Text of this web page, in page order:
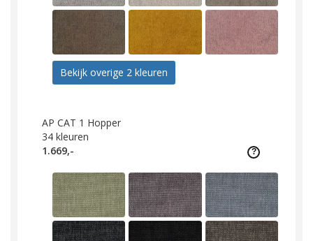
Bekijk overige 2 kleuren
AP CAT 1 Hopper
34 kleuren
1.669,-